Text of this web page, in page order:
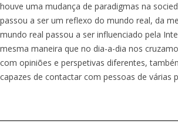
houve uma mudança de paradigmas na
passou a ser um reflexo do mundo real, da
mundo real passou a ser influenciado pela
mesma maneira que no dia-a-dia nos
com opiniões e perspetivas diferentes,
capazes de contactar com pessoas de várias